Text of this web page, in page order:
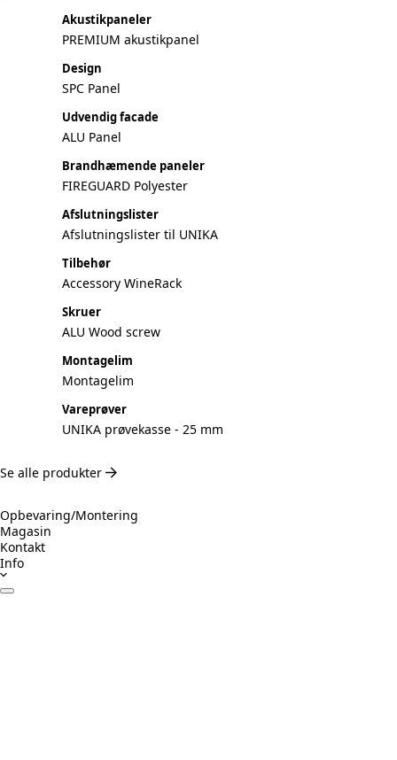
Akustikpaneler
PREMIUM akustikpanel
Design
SPC Panel
Udvendig facade
ALU Panel
Brandhæmende paneler
FIREGUARD Polyester
Afslutningslister
Afslutningslister til UNIKA
Tilbehør
Accessory WineRack
Skruer
ALU Wood screw
Montagelim
Montagelim
Vareprøver
UNIKA prøvekasse - 25 mm
Se alle produkter
Opbevaring/Montering
Magasin
Kontakt
Info